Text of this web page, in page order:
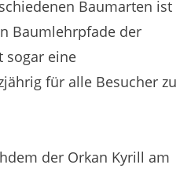
Baumarten ist
Baumlehrpfade der
sogar eine
für alle Besucher zu
der Orkan Kyrill am